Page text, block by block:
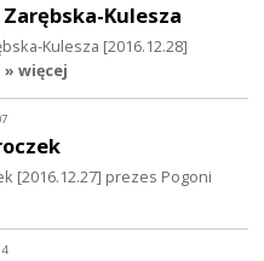
Kulesza
Kulesza [2016.12.28]
» więcej
[2016.12.27] prezes Pogoni